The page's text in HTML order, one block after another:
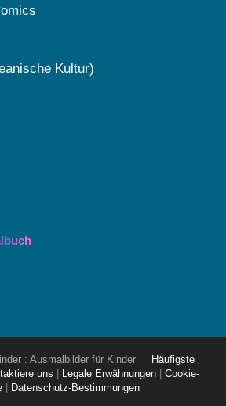
Kultur)
: Ausmalbilder für Kinder
Häufigste
uns Legale Erwähnungen
Cookie-
Datenschutz-Bestimmungen